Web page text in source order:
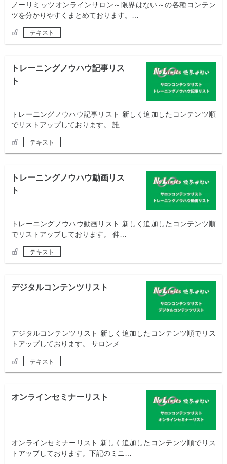
ノーリミッツオンラインサロン～限界はない～の各種コンテン
ツを分かりやすくまとめております。…
テキスト
トレーニングノウハウ記事リス
ト
トレーニングノウハウ記事リスト 新しく追加したコンテンツ順
でリストアップしております。 誰…
テキスト
トレーニングノウハウ動画リス
ト
トレーニングノウハウ動画リスト 新しく追加したコンテンツ順
でリストアップしております。 伸…
テキスト
デジタルコンテンツリスト
デジタルコンテンツリスト 新しく追加したコンテンツ順でリス
トアップしております。 サロンメ…
テキスト
オンラインセミナーリスト
オンラインセミナーリスト 新しく追加したコンテンツ順でリス
トアップしております。下記のミニ…